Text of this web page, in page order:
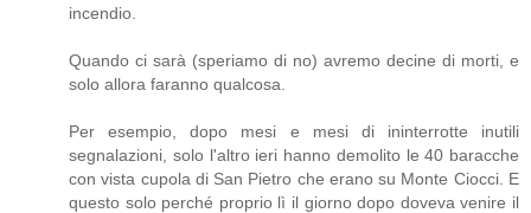
incendio.
Quando ci sarà (speriamo di no) avremo decine di morti, e
solo allora faranno qualcosa.
Per esempio, dopo mesi e mesi di ininterrotte inutili
segnalazioni, solo l'altro ieri hanno demolito le 40 baracche
con vista cupola di San Pietro che erano su Monte Ciocci. E
questo solo perché proprio lì il giorno dopo doveva venire il